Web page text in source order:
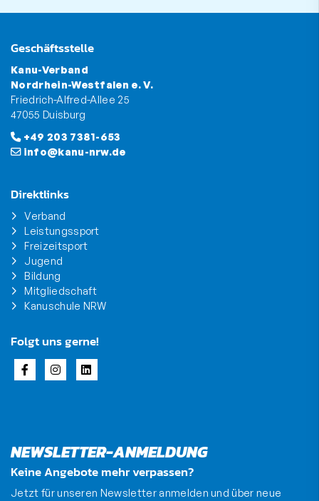
Geschäftsstelle
Kanu-Verband
Nordrhein-Westfalen e. V.
Friedrich-Alfred-Allee 25
47055 Duisburg
+49 203 7381-653
info@kanu-nrw.de
Direktlinks
Verband
Leistungssport
Freizeitsport
Jugend
Bildung
Mitgliedschaft
Kanuschule NRW
Folgt uns gerne!
NEWSLETTER-ANMELDUNG
Keine Angebote mehr verpassen?
Jetzt für unseren Newsletter anmelden und über neue